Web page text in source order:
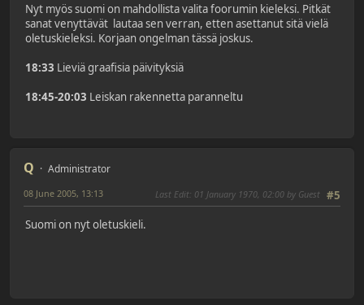
Nyt myös suomi on mahdollista valita foorumin kieleksi. Pitkät
sanat venyttävät lautaa sen verran, etten asettanut sitä vielä
oletuskieleksi. Korjaan ongelman tässä joskus.
18:33 Lieviä graafisia päivityksiä
18:45-20:03 Leiskan rakennetta paranneltu
Q Administrator
#5
08 June 2005, 13:13 Last Edit: 01 January 1970, 02:00 by Guest
Suomi on nyt oletuskieli.